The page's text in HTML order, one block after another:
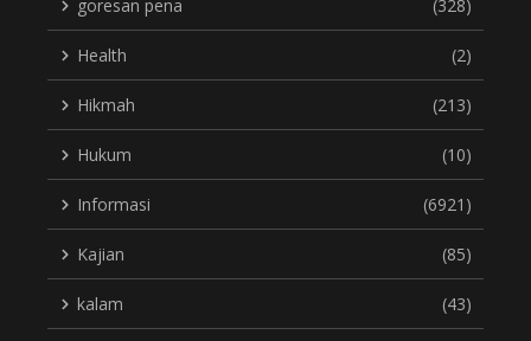
goresan pena (328)
Health (2)
Hikmah (213)
Hukum (10)
Informasi (6921)
Kajian (85)
kalam (43)